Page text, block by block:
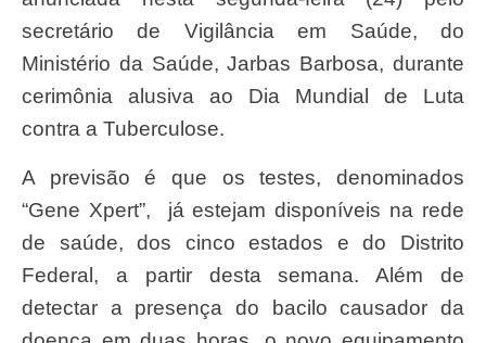
secretário de Vigilância em Saúde, do
Ministério da Saúde, Jarbas Barbosa, durante
cerimônia alusiva ao Dia Mundial de Luta
contra a Tuberculose.
A previsão é que os testes, denominados
“Gene Xpert”, já estejam disponíveis na rede
de saúde, dos cinco estados e do Distrito
Federal, a partir desta semana. Além de
detectar a presença do bacilo causador da